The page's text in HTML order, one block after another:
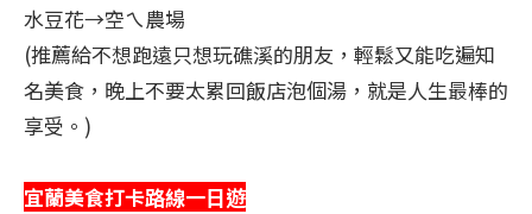
水豆花→空ㄟ農場
(推薦給不想跑遠只想玩礁溪的朋友，輕鬆又能吃遍知
名美食，晚上不要太累回飯店泡個湯，就是人生最棒的
享受。)
宜蘭美食打卡路線一日遊